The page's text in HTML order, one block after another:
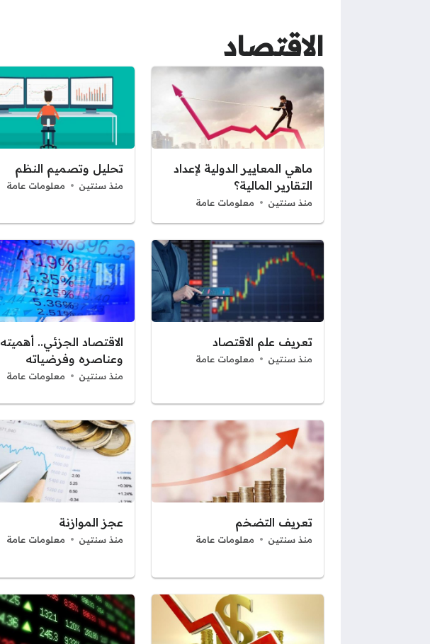
الاقتصاد
ماهي المعايير الدولية لإعداد
التقارير المالية؟
منذ سنتين معلومات عامة
تحليل وتصميم النظم
منذ سنتين معلومات عامة
تعريف علم الاقتصاد
منذ سنتين معلومات عامة
الاقتصاد الجزئي.. أهميته
وعناصره وفرضياته
منذ سنتين معلومات عامة
تعريف التضخم
منذ سنتين معلومات عامة
عجز الموازنة
منذ سنتين معلومات عامة